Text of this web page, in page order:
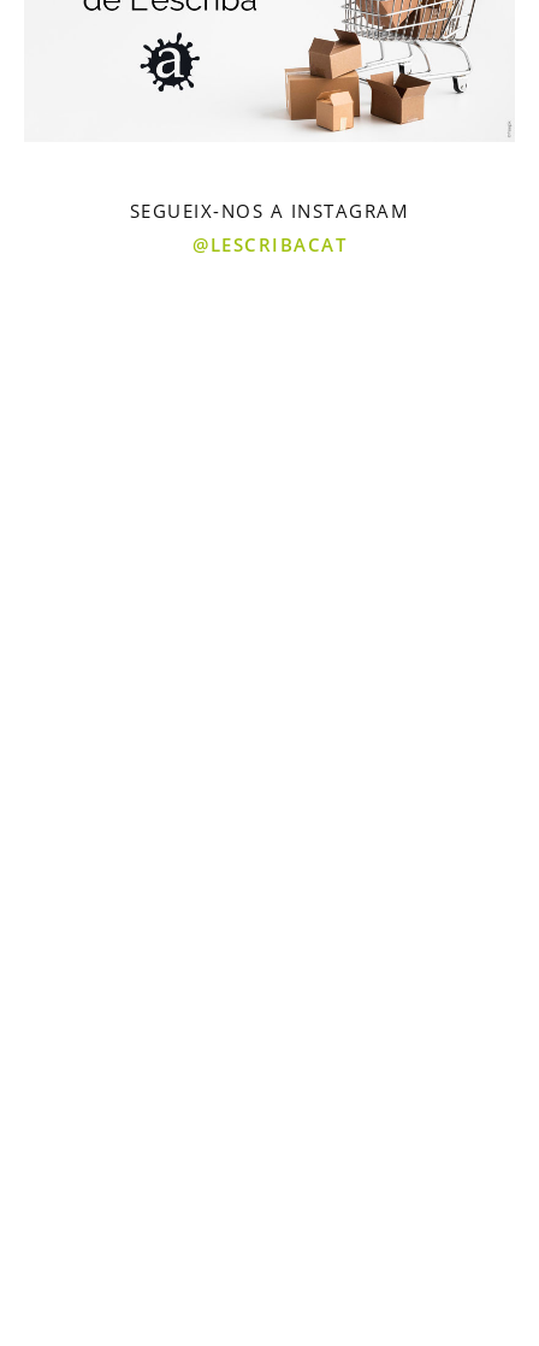
SEGUEIX-NOS A INSTAGRAM
@LESCRIBACAT